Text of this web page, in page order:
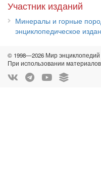
Участник изданий
Минералы и горные
энциклопедическое
© 1998—2026 Мир энциклопедий
При использовании